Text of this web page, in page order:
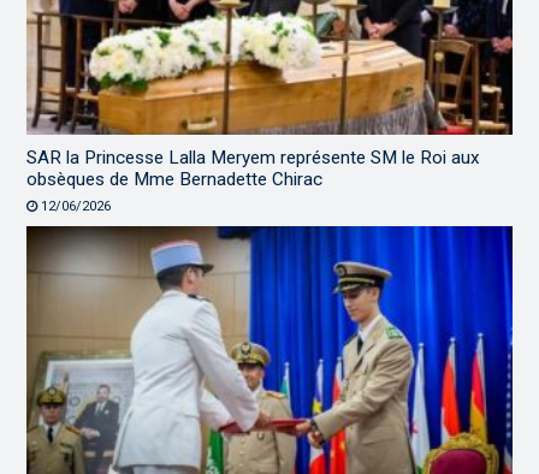
SAR la Princesse Lalla Meryem représente SM le Roi aux
obsèques de Mme Bernadette Chirac
12/06/2026